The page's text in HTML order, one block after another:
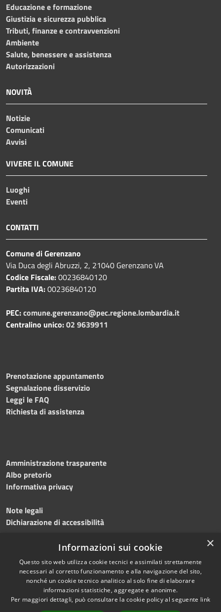
Educazione e formazione
Giustizia e sicurezza pubblica
Tributi, finanze e contravvenzioni
Ambiente
Salute, benessere e assistenza
Autorizzazioni
NOVITÀ
Notizie
Comunicati
Avvisi
VIVERE IL COMUNE
Luoghi
Eventi
CONTATTI
Comune di Gerenzano
Via Duca degli Abruzzi, 2, 21040 Gerenzano VA
Codice Fiscale:00236840120
Partita IVA:00236840120
PEC:comune.gerenzano@pec.regione.lombardia.it
Centralino unico:02 9639911
Prenotazione appuntamento
Segnalazione disservizio
Leggi le FAQ
Richiesta di assistenza
Amministrazione trasparente
Albo pretorio
Informativa privacy
Note legali
Dichiarazione di accessibilità
Meccanismo di feedback
Accessibilità
Copyright © 2026 • Comune di
Gerenzano • Powered by
×
Informazioni sui cookie
Questo sito web utilizza cookie tecnici e assimilati strettamente
necessari al corretto funzionamento e alla navigazione del sito,
nonché un cookie tecnico analitico al solo fine di elaborare
informazioni statistiche, aggregate e anonime.
Per maggiori dettagli, può consultare la cookie policy al seguente link